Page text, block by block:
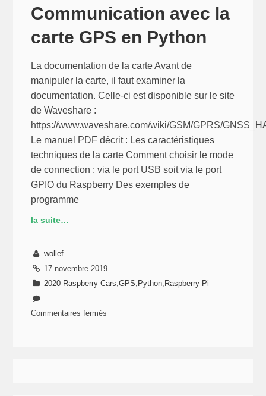
Communication avec la
carte GPS en Python
La documentation de la carte Avant de
manipuler la carte, il faut examiner la
documentation. Celle-ci est disponible sur le site
de Waveshare :
https://www.waveshare.com/wiki/GSM/GPRS/
Le manuel PDF décrit : Les caractéristiques
techniques de la carte Comment choisir le mode
de connection : via le port USB soit via le port
GPIO du Raspberry Des exemples de
programme
la suite…
wollef
17 novembre 2019
2020 Raspberry Cars ,GPS Python Raspberry Pi
Commentaires fermés